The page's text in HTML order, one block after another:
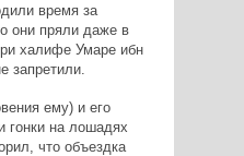
время за
они пряли даже в
халифе Умаре ибн
запретили.
ему) и его
гонки на лошадях
что объездка